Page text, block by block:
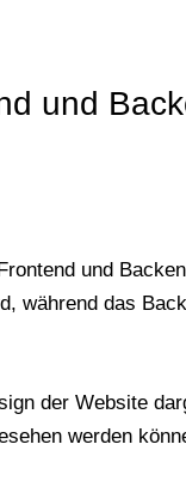
und
und
während das
der Website
werden